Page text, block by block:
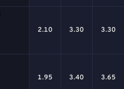
2.10 3.30 3.30
1.95 3.40 3.65